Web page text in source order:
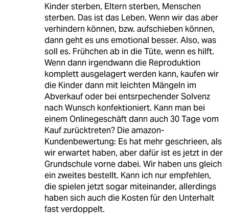
Kinder sterben, Eltern sterben, Menschen
sterben. Das ist das Leben. Wenn wir das aber
verhindern können, bzw. aufschieben können,
dann geht es uns emotional besser. Also, was
soll es. Frühchen ab in die Tüte, wenn es hilft.
Wenn dann irgendwann die Reproduktion
komplett ausgelagert werden kann, kaufen wir
die Kinder dann mit leichten Mängeln im
Abverkauf oder bei entsrpechender Solvenz
nach Wunsch konfektioniert. Kann man bei
einem Onlinegeschäft dann auch 30 Tage vom
Kauf zurücktreten? Die amazon-
Kundenbewertung: Es hat mehr geschrieen, als
wir erwartet haben, aber dafür ist es jetzt in der
Grundschule vorne dabei. Wir haben uns gleich
ein zweites bestellt. Kann ich nur empfehlen,
die spielen jetzt sogar miteinander, allerdings
haben sich auch die Kosten für den Unterhalt
fast verdoppelt.